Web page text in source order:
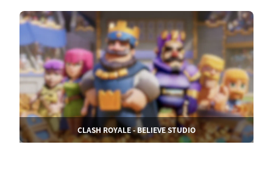
CLASH ROYALE - BELIEVE STUDIO